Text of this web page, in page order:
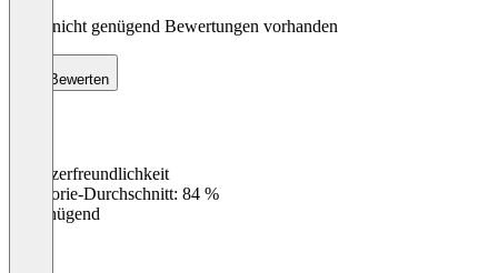
Noch nicht genügend Bewertungen vorhanden
Bewerten
Benutzerfreundlichkeit
Kategorie-Durchschnitt: 84 %
Ungenügend